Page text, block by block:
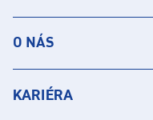
O NÁS
KARIÉRA